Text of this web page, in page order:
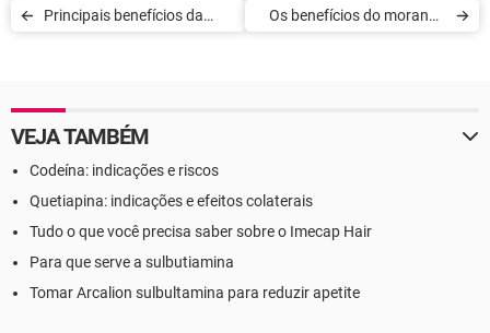
Principais benefícios da
Os benefícios do morango
VEJA TAMBÉM
Codeína: indicações e riscos
Quetiapina: indicações e efeitos colaterais
Tudo o que você precisa saber sobre o Imecap Hair
Para que serve a sulbutiamina
Tomar Arcalion sulbultamina para reduzir apetite